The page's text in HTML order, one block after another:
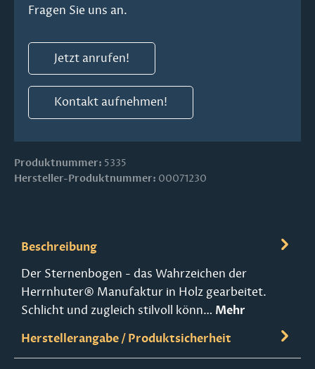
Fragen Sie uns an.
Jetzt anrufen!
Kontakt aufnehmen!
Produktnummer: 5335
Hersteller-Produktnummer: 00071230
Beschreibung
Der Sternenbogen - das Wahrzeichen der
Herrnhuter® Manufaktur in Holz gearbeitet.
Schlicht und zugleich stilvoll könn… Mehr
Herstellerangabe / Produktsicherheit